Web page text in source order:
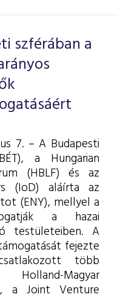
szférában a
7. – A Budapesti
a Hungarian
(HBLF) és az
(IoD) aláírta az
(ENY), mellyel a
a hazai
testületeiben. A
fejezte
több
Magyar
a Joint Venture